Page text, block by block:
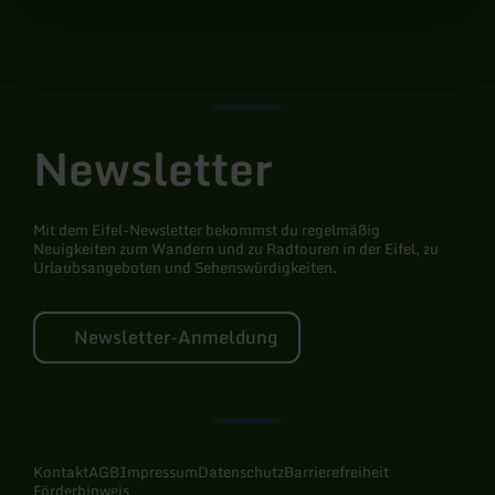
Newsletter
Mit dem Eifel-Newsletter bekommst du regelmäßig
Neuigkeiten zum Wandern und zu Radtouren in der Eifel, zu
Urlaubsangeboten und Sehenswürdigkeiten.
Newsletter-Anmeldung
KontaktAGBImpressumDatenschutzBarrierefreiheit